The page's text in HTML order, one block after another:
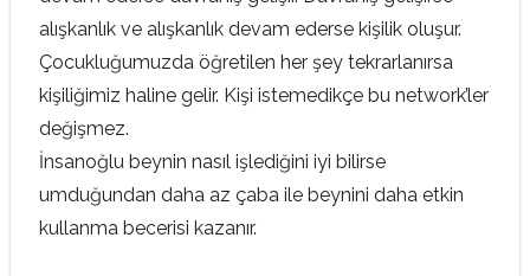
alışkanlık ve alışkanlık devam ederse kişilik oluşur.
Çocukluğumuzda öğretilen her şey tekrarlanırsa
kişiliğimiz haline gelir. Kişi istemedikçe bu network’ler
değişmez.
İnsanoğlu beynin nasıl işlediğini iyi bilirse
umduğundan daha az çaba ile beynini daha etkin
kullanma becerisi kazanır.